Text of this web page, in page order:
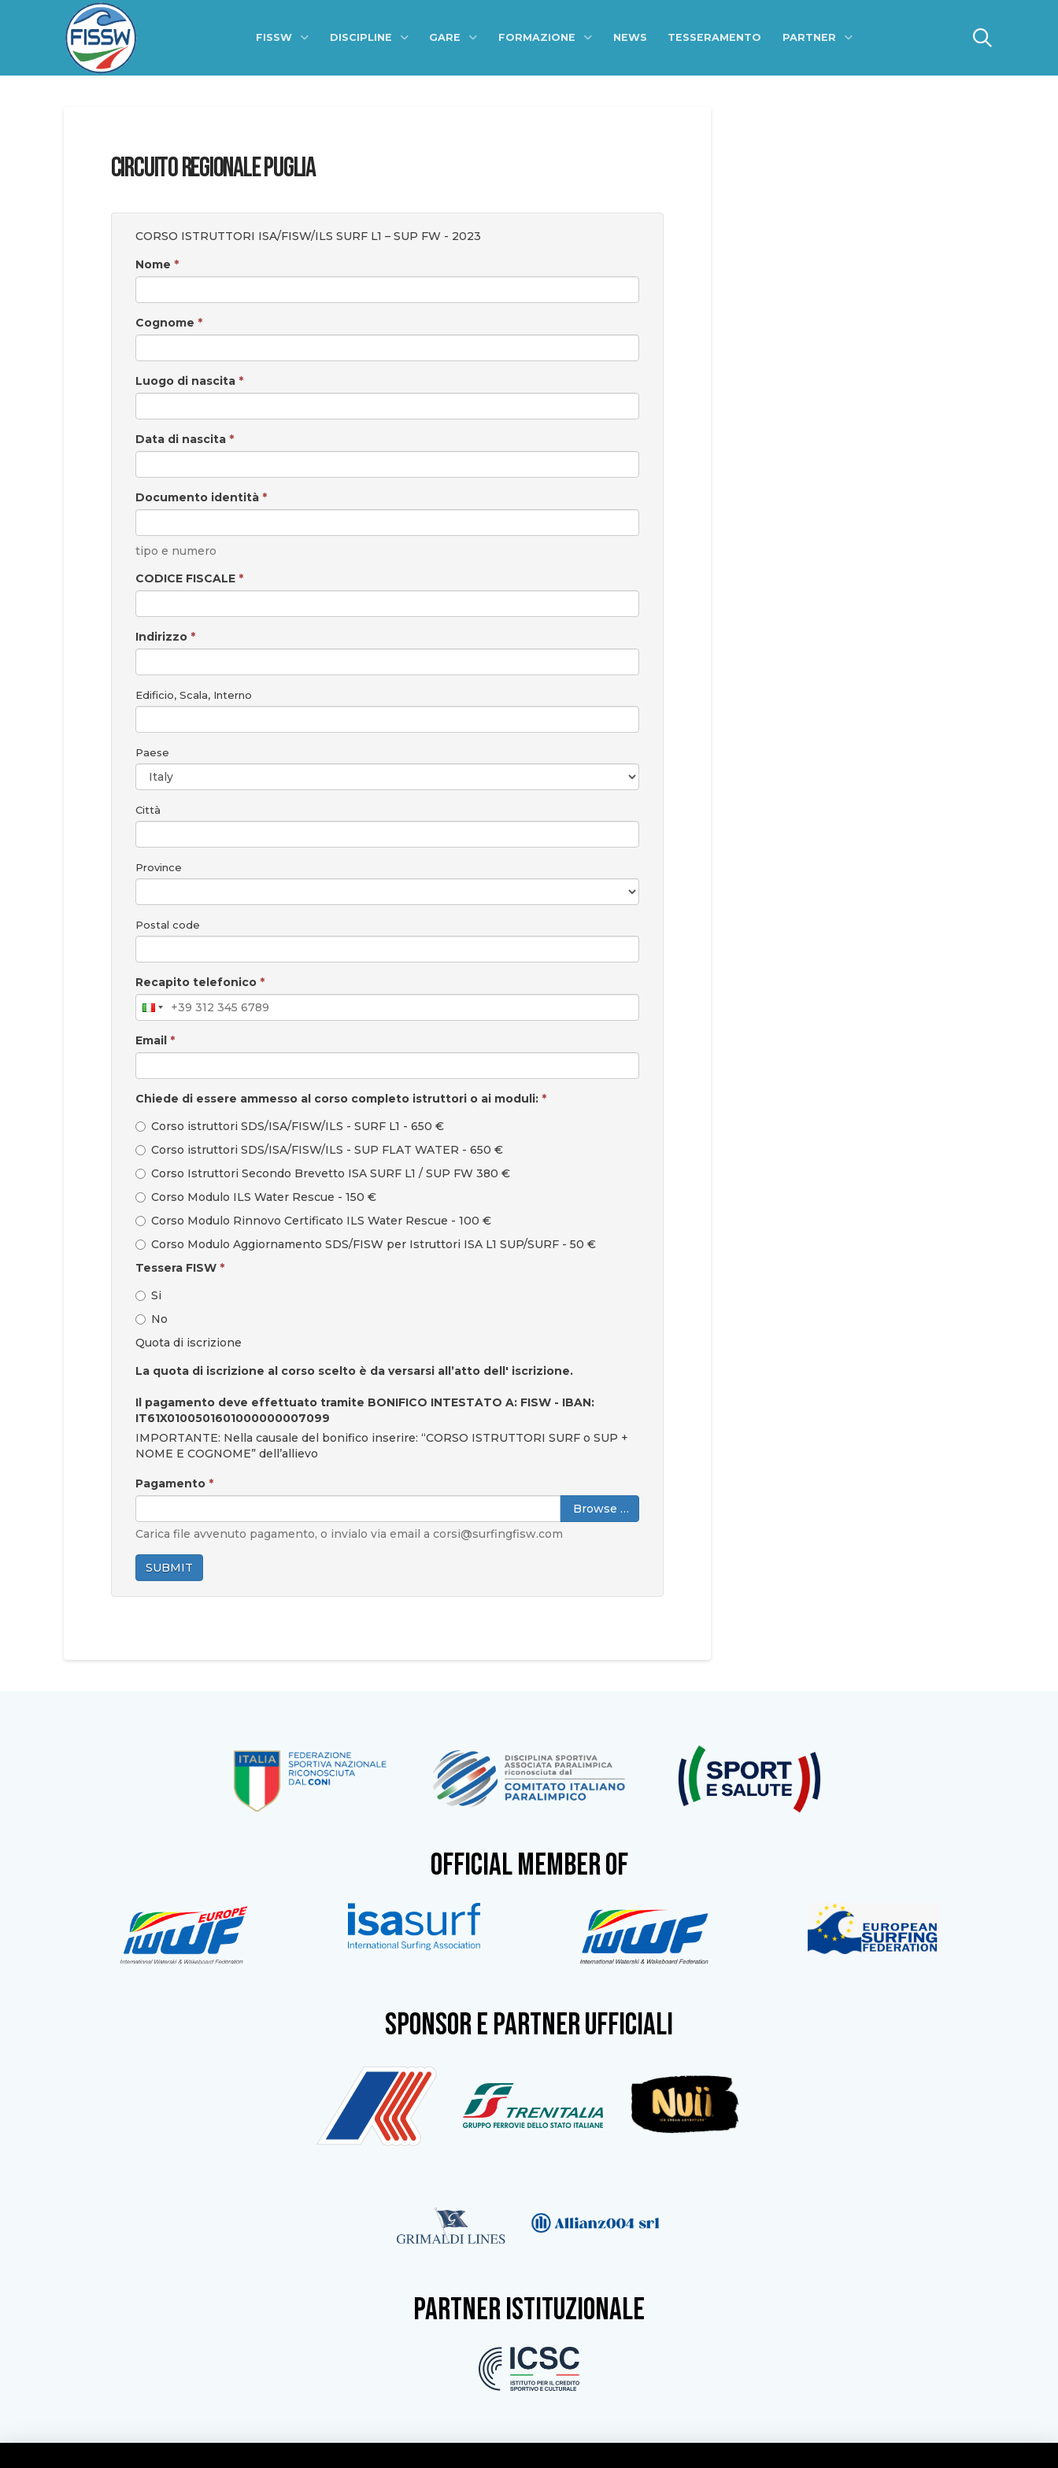
FISSW DISCIPLINE GARE FORMAZIONE NEWS TESSERAMENTO PARTNER
CIRCUITO REGIONALE PUGLIA
CORSO ISTRUTTORI ISA/FISW/ILS SURF L1 – SUP FW - 2023
Nome *
Cognome *
Luogo di nascita *
Data di nascita *
Documento identità *
tipo e numero
CODICE FISCALE *
Indirizzo *
Edificio, Scala, Interno
Paese
Città
Province
Postal code
Recapito telefonico *
Email *
Chiede di essere ammesso al corso completo istruttori o ai moduli: *
Corso istruttori SDS/ISA/FISW/ILS - SURF L1 - 650 €
Corso istruttori SDS/ISA/FISW/ILS - SUP FLAT WATER - 650 €
Corso Istruttori Secondo Brevetto ISA SURF L1 / SUP FW 380 €
Corso Modulo ILS Water Rescue - 150 €
Corso Modulo Rinnovo Certificato ILS Water Rescue - 100 €
Corso Modulo Aggiornamento SDS/FISW per Istruttori ISA L1 SUP/SURF - 50 €
Tessera FISW *
Si
No
Quota di iscrizione
La quota di iscrizione al corso scelto è da versarsi all’atto dell' iscrizione.
Il pagamento deve effettuato tramite BONIFICO INTESTATO A: FISW - IBAN:
IT61X0100501601000000007099
IMPORTANTE: Nella causale del bonifico inserire: “CORSO ISTRUTTORI SURF o SUP +
NOME E COGNOME” dell’allievo
Pagamento *
Browse …
Carica file avvenuto pagamento, o invialo via email a corsi@surfingfisw.com
SUBMIT
OFFICIAL MEMBER OF
SPONSOR e partner ufficiali
partner istituzionale